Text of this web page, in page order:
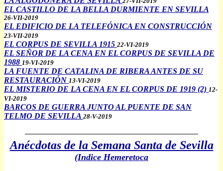
EL CASTILLO DE LA BELLA DURMIENTE EN SEVILLA
26-VII-2019
EL EDIFICIO DE LA TELEFÓNICA EN CONSTRUCCIÓN
23-VII-2019
EL CORPUS DE SEVILLA 1915 22-VI-2019
EL SEÑOR DE LA CENA EN EL CORPUS DE SEVILLA DE
1988 19-VI-2019
LA FUENTE DE CATALINA DE RIBERA ANTES DE SU
RESTAURACIÓN 13-VI-2019
EL MISTERIO DE LA CENA EN EL CORPUS DE 1919 (2) 12-
VI-2019
BARCOS DE GUERRA JUNTO AL PUENTE DE SAN
TELMO DE SEVILLA 28-V-2019
Anécdotas de la Semana Santa de Sevilla
(Indice Hemeretoca